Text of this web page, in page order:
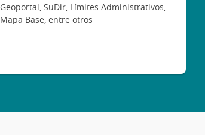
Geoportal, SuDir, Límites Administrativos,
Mapa Base, entre otros